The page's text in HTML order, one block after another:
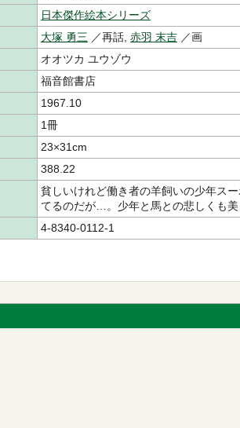
日本傑作絵本シリーズ
大塚 勇三 ／再話, 赤羽 末吉 ／画
オオツカ ユウゾウ
福音館書店
1967.10
1冊
23×31cm
388.22
貧しいけれど働き者の羊飼いの少年ス
てるのだが…。少年と馬との悲しくも
4-8340-0112-1